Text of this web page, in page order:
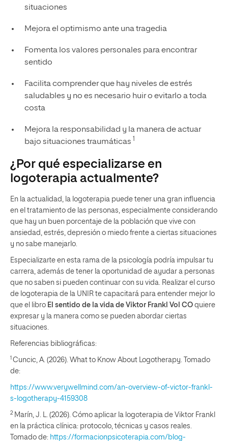
situaciones
Mejora el optimismo ante una tragedia
Fomenta los valores personales para encontrar
sentido
Facilita comprender que hay niveles de estrés
saludables y no es necesario huir o evitarlo a toda
costa
Mejora la responsabilidad y la manera de actuar
bajo situaciones traumáticas 1
¿Por qué especializarse en
logoterapia actualmente?
En la actualidad, la logoterapia puede tener una gran influencia
en el tratamiento de las personas, especialmente considerando
que hay un buen porcentaje de la población que vive con
ansiedad, estrés, depresión o miedo frente a ciertas situaciones
y no sabe manejarlo.
Especializarte en esta rama de la psicología podría impulsar tu
carrera, además de tener la oportunidad de ayudar a personas
que no saben si pueden continuar con su vida. Realizar el curso
de logoterapia de la UNIR te capacitará para entender mejor lo
que el libro El sentido de la vida de Viktor Frankl Vol CO quiere
expresar y la manera como se pueden abordar ciertas
situaciones.
Referencias bibliográficas:
1 Cuncic, A. (2026). What to Know About Logotherapy. Tomado
de:
https://www.verywellmind.com/an-overview-of-victor-frankl-
s-logotherapy-4159308
2Marín, J. L. (2026). Cómo aplicar la logoterapia de Viktor Frankl
en la práctica clínica: protocolo, técnicas y casos reales.
Tomado de: https://formacionpsicoterapia.com/blog-